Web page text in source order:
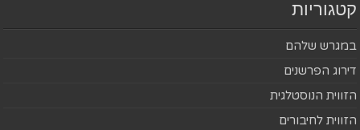
קטגוריות
במגרש שלהם
דירוג הפרשנים
הזווית הנוסטלגית
הזווית לחיבורים